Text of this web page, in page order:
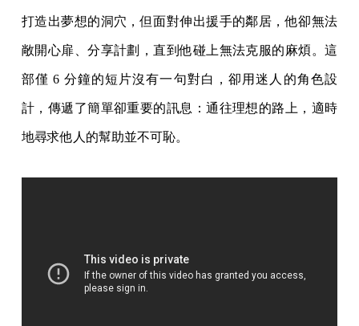
打造出夢想的洞穴，但面對伸出援手的鄰居，他卻無法
敞開心扉、分享計劃，直到他碰上無法克服的麻煩。這
部僅 6 分鐘的短片沒有一句對白，卻用迷人的角色設
計，傳遞了簡單卻重要的訊息：通往理想的路上，適時
地尋求他人的幫助並不可恥。